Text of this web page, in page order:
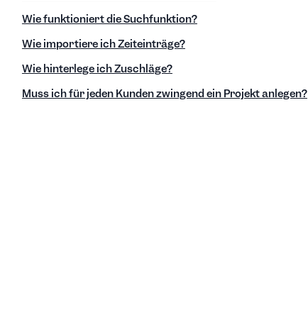
Wie funktioniert die Suchfunktion?
Wie importiere ich Zeiteinträge?
Wie hinterlege ich Zuschläge?
Muss ich für jeden Kunden zwingend ein Projekt anlegen?